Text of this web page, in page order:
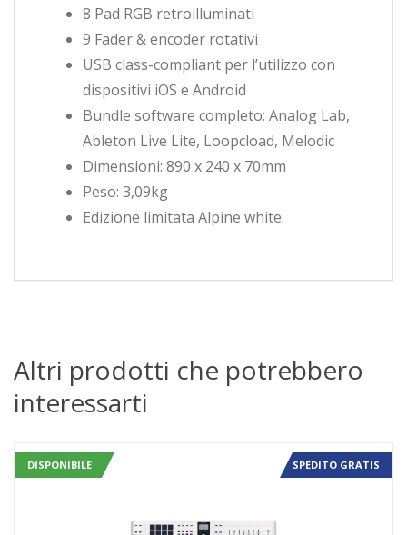
8 Pad RGB retroilluminati
9 Fader & encoder rotativi
USB class-compliant per l’utilizzo con
dispositivi iOS e Android
Bundle software completo: Analog Lab,
Ableton Live Lite, Loopcload, Melodic
Dimensioni: 890 x 240 x 70mm
Peso: 3,09kg
Edizione limitata Alpine white.
Altri prodotti che potrebbero
interessarti
DISPONIBILE SPEDITO GRATIS